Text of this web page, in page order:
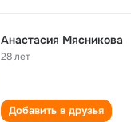
Анастасия Мясникова
28 лет
Добавить в друзья